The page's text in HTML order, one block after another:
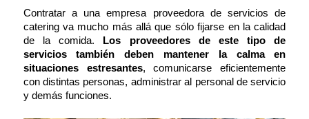
Contratar a una empresa proveedora de servicios de
catering va mucho más allá que sólo fijarse en la calidad
de la comida. Los proveedores de este tipo de
servicios también deben mantener la calma en
situaciones estresantes, comunicarse eficientemente
con distintas personas, administrar al personal de servicio
y demás funciones.